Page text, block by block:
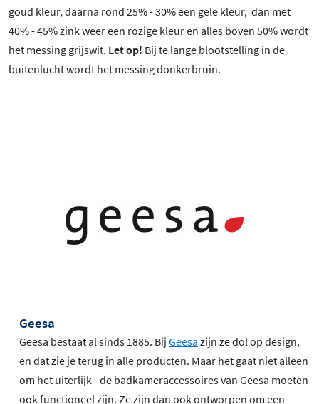
goud kleur, daarna rond 25% - 30% een gele kleur, dan met
40% - 45% zink weer een rozige kleur en alles boven 50% wordt
het messing grijswit. Let op! Bij te lange blootstelling in de
buitenlucht wordt het messing donkerbruin.
Geesa
Geesa bestaat al sinds 1885. Bij Geesa zijn ze dol op design,
en dat zie je terug in alle producten. Maar het gaat niet alleen
om het uiterlijk - de badkameraccessoires van Geesa moeten
ook functioneel zijn. Ze zijn dan ook ontworpen om een